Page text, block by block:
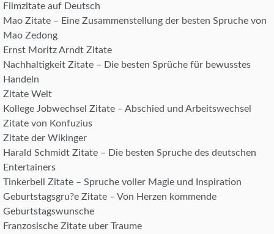
Filmzitate auf Deutsch
Mao Zitate – Eine Zusammenstellung der besten Spruche von
Mao Zedong
Ernst Moritz Arndt Zitate
Nachhaltigkeit Zitate – Die besten Sprüche für bewusstes
Handeln
Zitate Welt
Kollege Jobwechsel Zitate – Abschied und Arbeitswechsel
Zitate von Konfuzius
Zitate der Wikinger
Harald Schmidt Zitate – Die besten Spruche des deutschen
Entertainers
Tinkerbell Zitate – Spruche voller Magie und Inspiration
Geburtstagsgru?e Zitate – Von Herzen kommende
Geburtstagswunsche
Franzosische Zitate uber Traume